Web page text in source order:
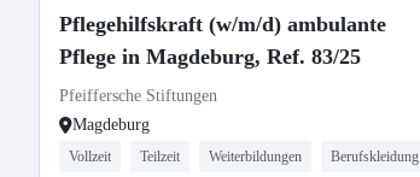
Pflegehilfskraft (w/m/d) ambulante
Pflege in Magdeburg, Ref. 83/25
Pfeiffersche Stiftungen
Magdeburg
Vollzeit Teilzeit Weiterbildungen Berufskleidung